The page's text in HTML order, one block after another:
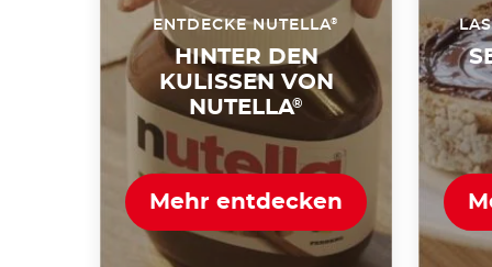
ENTDECKE NUTELLA®
HINTER DEN
KULISSEN VON
NUTELLA®
Mehr entdecken